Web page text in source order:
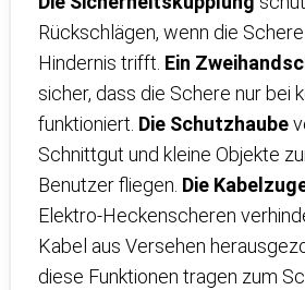
Rückschlägen, wenn die
Hindernis trifft. Ein
sicher, dass die Schere nur bei
funktioniert. Die Schutzhaube
Schnittgut und kleine Objekte
Benutzer fliegen. Die
Elektro-Heckenscheren
Kabel aus Versehen
diese Funktionen tragen zum